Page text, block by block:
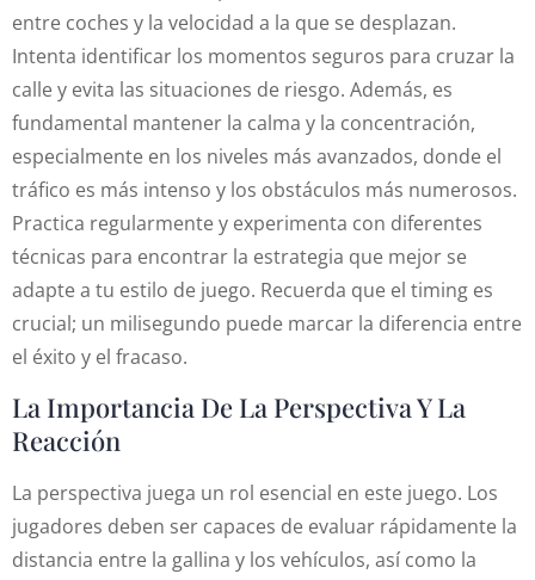
entre coches y la velocidad a la que se desplazan.
Intenta identificar los momentos seguros para cruzar la
calle y evita las situaciones de riesgo. Además, es
fundamental mantener la calma y la concentración,
especialmente en los niveles más avanzados, donde el
tráfico es más intenso y los obstáculos más numerosos.
Practica regularmente y experimenta con diferentes
técnicas para encontrar la estrategia que mejor se
adapte a tu estilo de juego. Recuerda que el timing es
crucial; un milisegundo puede marcar la diferencia entre
el éxito y el fracaso.
La Importancia De La Perspectiva Y La
Reacción
La perspectiva juega un rol esencial en este juego. Los
jugadores deben ser capaces de evaluar rápidamente la
distancia entre la gallina y los vehículos, así como la